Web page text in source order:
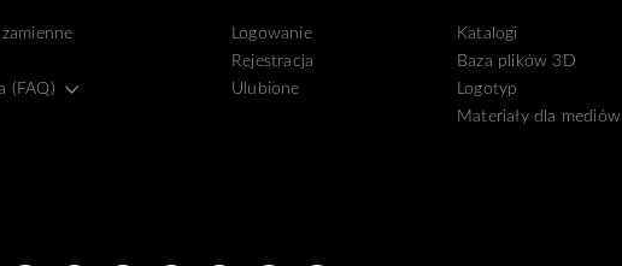
(FAQ)
Logowanie
Rejestracja
Ulubione
Katalogi
Baza plików 3D
Logotyp
Materiały dla mediów